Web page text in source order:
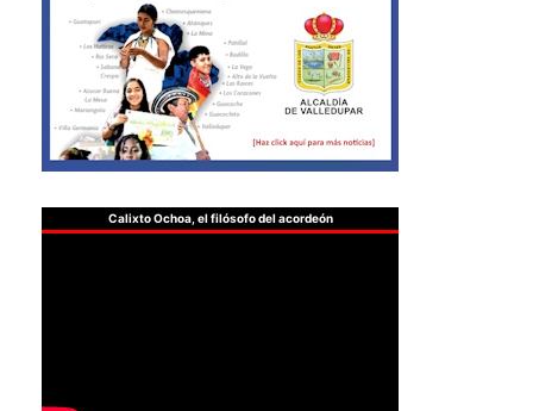
Calixto Ochoa, el filósofo del acordeón